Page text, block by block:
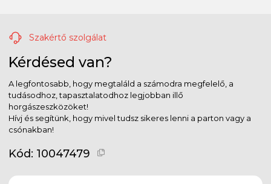
Szakértő szolgálat
Kérdésed van?
A legfontosabb, hogy megtaláld a számodra megfelelő, a
tudásodhoz, tapasztalatodhoz legjobban illő
horgászeszközöket!
Hívj és segítünk, hogy mivel tudsz sikeres lenni a parton vagy a
csónakban!
Kód: 10047479